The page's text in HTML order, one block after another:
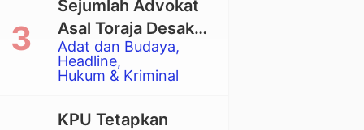
Adat dan Budaya
Headline
Hukum & Kriminal
Sejumlah Advokat
Asal Toraja Desak
Mahkamah Agung
Larang Penggunaan
Eksekusi Rumah
KPU Tetapkan